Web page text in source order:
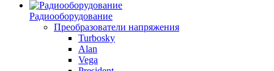
Радиооборудование
Преобразователи напряжения
Turbosky
Alan
Vega